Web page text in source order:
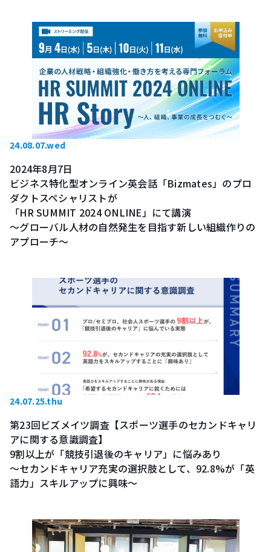
24.08.07.wed
2024年8月7日
ビジネス特化型オンライン英会話「Bizmates」のプロ
ダクトスペシャリストが
「HR SUMMIT 2024 ONLINE」にて講演
～グローバル人材の自然発生を目指す新しい組織作りの
アプローチ～
24.07.25.thu
第23回ビズメイツ調査【スポーツ選手のセカンドキャリ
アに関する意識調査】
9割以上が「競技引退後のキャリア」に悩みあり
～セカンドキャリア充実の選択肢として、92.8%が「英
語力」スキルアップに興味～